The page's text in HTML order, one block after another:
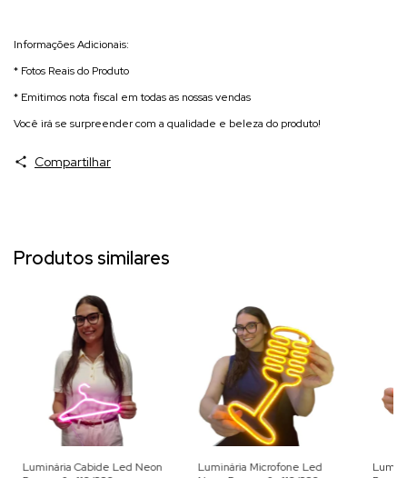
Informações Adicionais:
* Fotos Reais do Produto
* Emitimos nota fiscal em todas as nossas vendas
Você irá se surpreender com a qualidade e beleza do produto!
Compartilhar
Produtos similares
Luminária Cabide Led Neon
Luminária Microfone Led